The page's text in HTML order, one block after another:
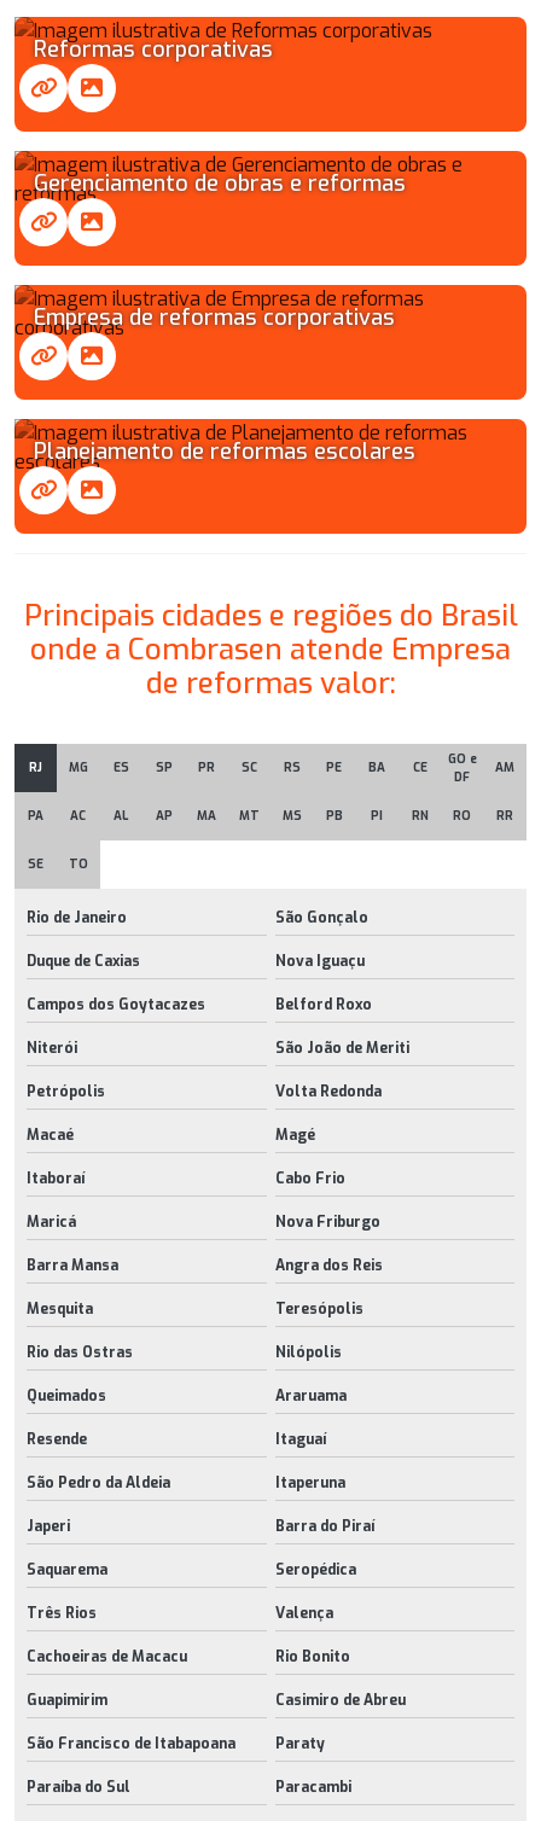
Reformas corporativas
Gerenciamento de obras e reformas
Empresa de reformas corporativas
Planejamento de reformas escolares
Principais cidades e regiões do Brasil
onde a Combrasen atende Empresa
de reformas valor:
RJ MG ES SP PR SC RS PE BA CE
GO e
DF
AM
PA AC AL AP MA MT MS PB PI RN RO RR
SE TO
Rio de Janeiro São Gonçalo
Duque de Caxias Nova Iguaçu
Campos dos Goytacazes Belford Roxo
Niterói São João de Meriti
Petrópolis Volta Redonda
Macaé Magé
Itaboraí Cabo Frio
Maricá Nova Friburgo
Barra Mansa Angra dos Reis
Mesquita Teresópolis
Rio das Ostras Nilópolis
Queimados Araruama
Resende Itaguaí
São Pedro da Aldeia Itaperuna
Japeri Barra do Piraí
Saquarema Seropédica
Três Rios Valença
Cachoeiras de Macacu Rio Bonito
Guapimirim Casimiro de Abreu
São Francisco de Itabapoana Paraty
Paraíba do Sul Paracambi